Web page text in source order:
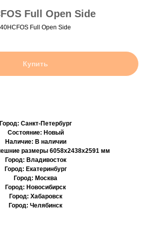
Full Open Side
40HCFOS Full Open Side
Купить
Город: Санкт-Петербург
Состояние: Новый
Наличие: В наличии
размеры 6058х2438х2591 мм
Город: Владивосток
Город: Екатеринбург
Город: Москва
Город: Новосибирск
Город: Хабаровск
Город: Челябинск